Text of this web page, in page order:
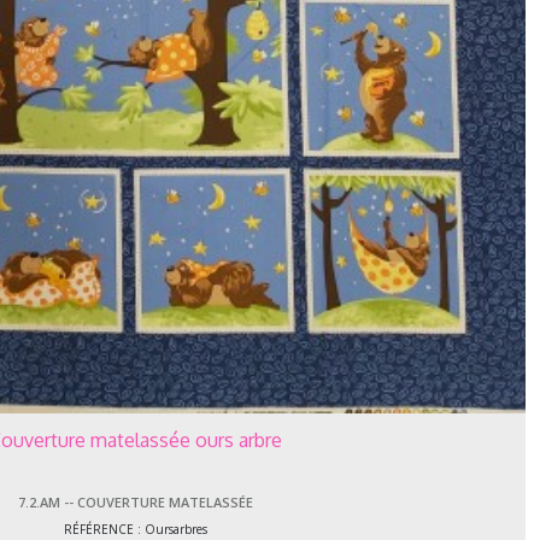
matelassée ours arbre
7.2.AM -- COUVERTURE MATELASSÉE
RÉFÉRENCE : Oursarbres